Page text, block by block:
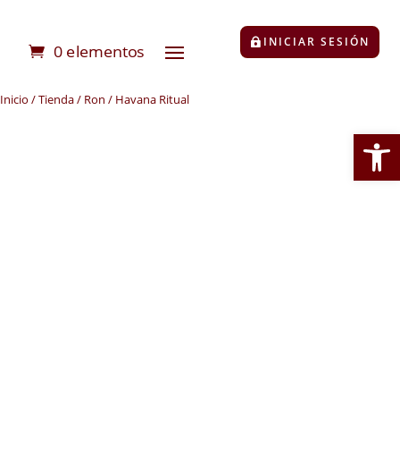
0 elementos INICIAR SESIÓN
Inicio /Tienda/ Ron / Havana Ritual